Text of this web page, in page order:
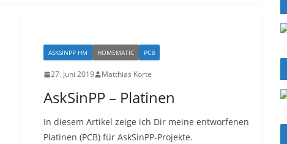
ASKSINPP HM HOMEMATIC PCB
27. Juni 2019 Matthias Korte
AskSinPP – Platinen
In diesem Artikel zeige ich Dir meine entworfenen
Platinen (PCB) für AskSinPP-Projekte.